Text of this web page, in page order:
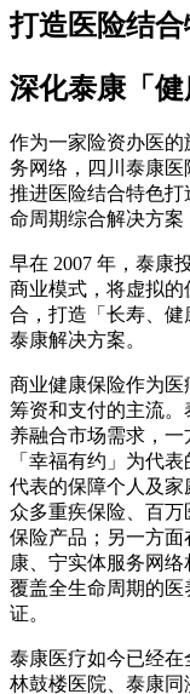
打造医险结
深化泰康「
作为一家险资办医
务网络，四川泰康
推进医险结合特色
命周期综合解决方案
早在 2007 年，泰康
商业模式，将虚拟
合，打造「长寿、
泰康解决方案。
商业健康保险作为
筹资和支付的主流
养融合市场需求，
「幸福有约」为代
代表的保障个人及
众多重疾保险、百
保险产品；另一方面
康、宁实体服务网
覆盖全生命周期的
证。
泰康医疗如今已经
林鼓楼医院、泰康